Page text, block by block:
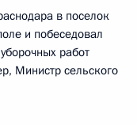
в поселок
и побеседовал
работ
Министр сельского